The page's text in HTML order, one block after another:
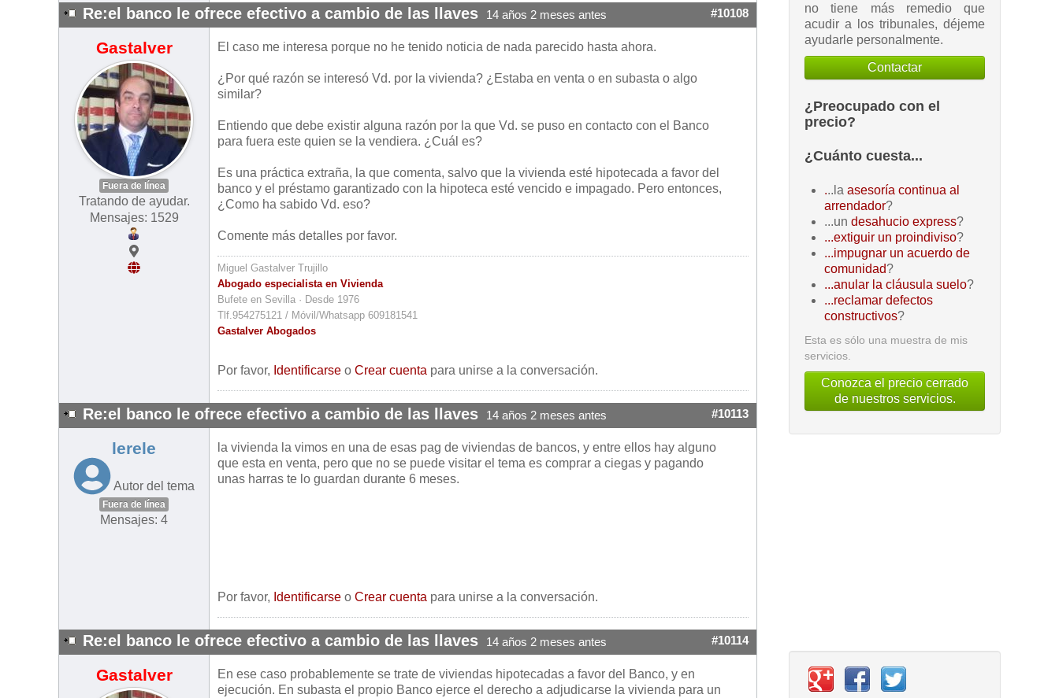
Re:el banco le ofrece efectivo a cambio de las llaves 14 años 2 meses antes #10108
Gastalver
Fuera de línea
Tratando de ayudar.
Mensajes: 1529
El caso me interesa porque no he tenido noticia de nada parecido hasta ahora.
¿Por qué razón se interesó Vd. por la vivienda? ¿Estaba en venta o en subasta o algo
similar?
Entiendo que debe existir alguna razón por la que Vd. se puso en contacto con el Banco
para fuera este quien se la vendiera. ¿Cuál es?
Es una práctica extraña, la que comenta, salvo que la vivienda esté hipotecada a favor del
banco y el préstamo garantizado con la hipoteca esté vencido e impagado. Pero entonces,
¿Como ha sabido Vd. eso?
Comente más detalles por favor.
Miguel Gastalver Trujillo
Abogado especialista en Vivienda
Bufete en Sevilla · Desde 1976
Tlf.954275121 / Móvil/Whatsapp 609181541
Gastalver Abogados
Por favor, Identificarse o Crear cuenta para unirse a la conversación.
Re:el banco le ofrece efectivo a cambio de las llaves 14 años 2 meses antes #10113
lerele
Autor del tema
Fuera de línea
Mensajes: 4
la vivienda la vimos en una de esas pag de viviendas de bancos, y entre ellos hay alguno
que esta en venta, pero que no se puede visitar el tema es comprar a ciegas y pagando
unas harras te lo guardan durante 6 meses.
Por favor, Identificarse o Crear cuenta para unirse a la conversación.
Re:el banco le ofrece efectivo a cambio de las llaves 14 años 2 meses antes #10114
Gastalver
En ese caso probablemente se trate de viviendas hipotecadas a favor del Banco, y en
ejecución. En subasta el propio Banco ejerce el derecho a adjudicarse la vivienda para un
no tiene más remedio que
acudir a los tribunales, déjeme
ayudarle personalmente.
Contactar
¿Preocupado con el
precio?
¿Cuánto cuesta...
...la asesoría continua al
arrendador?
...un desahucio express?
...extiguir un proindiviso?
...impugnar un acuerdo de
comunidad?
...anular la cláusula suelo?
...reclamar defectos
constructivos?
Esta es sólo una muestra de mis
servicios.
Conozca el precio cerrado
de nuestros servicios.